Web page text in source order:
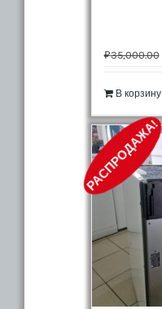
₽35,000.00
В корзину
РАСПРОДАЖА!